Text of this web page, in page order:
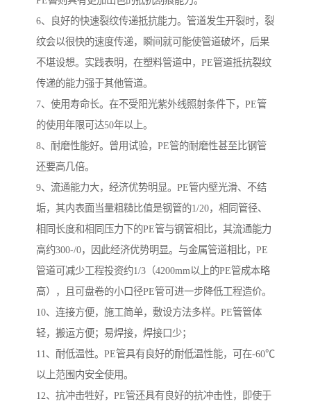
6、良好的快速裂纹传递抵抗能力。管道发生开裂时，裂
纹会以很快的速度传递，瞬间就可能使管道破坏，后果
不堪设想。实践表明，在塑料管道中，PE管道抵抗裂纹
传递的能力强于其他管道。
7、使用寿命长。在不受阳光紫外线照射条件下，PE管
的使用年限可达50年以上。
8、耐磨性能好。曾用试验，PE管的耐磨性甚至比钢管
还要高几倍。
9、流通能力大，经济优势明显。PE管内壁光滑、不结
垢，其内表面当量粗糙比值是钢管的1/20，相同管径、
相同长度和相同压力下的PE管与钢管相比，其流通能力
高约300-/0，因此经济优势明显。与金属管道相比，PE
管道可减少工程投资约1/3（4200mm以上的PE管成本略
高），且可盘卷的小口径PE管可进一步降低工程造价。
10、连接方便，施工简单，敷设方法多样。PE管管体
轻，搬运方便；易焊接，焊接口少；
11、耐低温性。PE管具有良好的耐低温性能，可在-60℃
以上范围内安全使用。
12、抗冲击牲好，PE管还具有良好的抗冲击性，即使于